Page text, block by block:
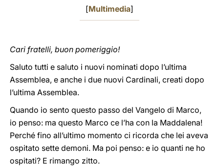
[Multimedia]
Cari fratelli, buon pomeriggio!
Saluto tutti e saluto i nuovi nominati dopo l’ultima
Assemblea, e anche i due nuovi Cardinali, creati dopo
l’ultima Assemblea.
Quando io sento questo passo del Vangelo di Marco,
io penso: ma questo Marco ce l’ha con la Maddalena!
Perché fino all’ultimo momento ci ricorda che lei aveva
ospitato sette demoni. Ma poi penso: e io quanti ne ho
ospitati? E rimango zitto.